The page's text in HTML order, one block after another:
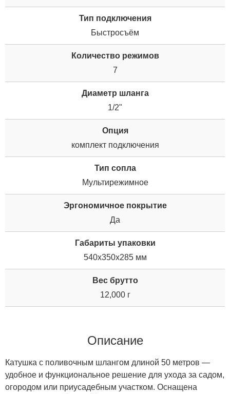
Тип подключения
Быстросъём
Количество режимов
7
Диаметр шланга
1/2"
Опция
комплект подключения
Тип сопла
Мультирежимное
Эргономичное покрытие
Да
Габариты упаковки
540x350x285 мм
Вес брутто
12,000 г
Описание
Катушка с поливочным шлангом длиной 50 метров —
удобное и функциональное решение для ухода за садом,
огородом или приусадебным участком. Оснащена